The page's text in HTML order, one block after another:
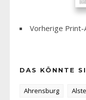
Vorherige Print-
DAS KÖNNTE
Ahrensburg